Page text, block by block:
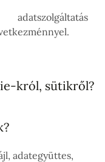
adatszolgáltatás
król, sütikről?
adategyüttes,